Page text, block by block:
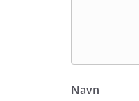
Navn